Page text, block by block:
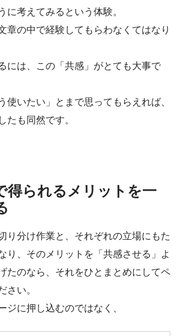
に考えてみるという体験。
章の中で経験してもらわなくてはなり
には、この「共感」がとても大事で
使いたい」とまで思ってもらえれば、
たも同然です。
得られるメリットを一
り分け作業と、それぞれの立場にもた
り、そのメリットを「共感させる」よ
たのなら、それをひとまとめにしてペ
さい。
ジに押し込むのではなく、